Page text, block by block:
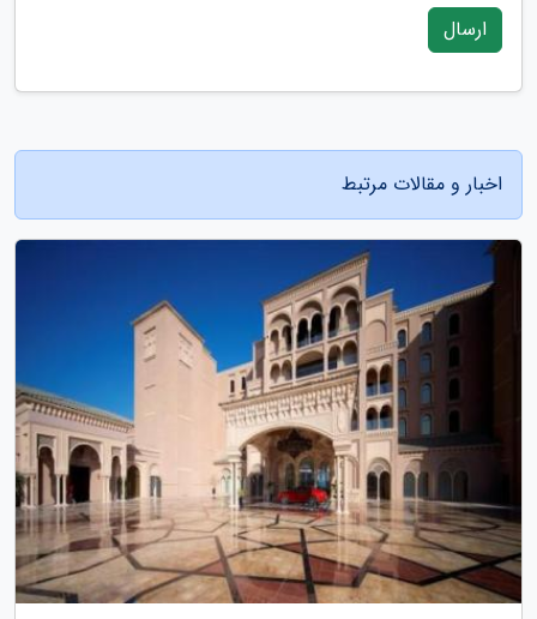
ارسال
اخبار و مقالات مرتبط